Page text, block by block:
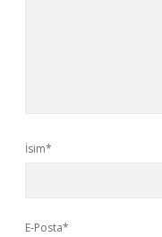
İsim*
E-Posta*